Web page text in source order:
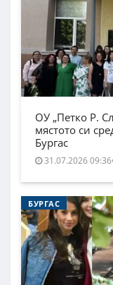
ОУ „Петко Р.
мястото си
Бургас
31.07.2026
БУРГАС